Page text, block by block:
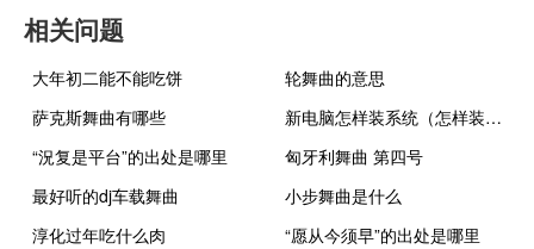
相关问题
大年初二能不能吃饼
轮舞曲的意思
萨克斯舞曲有哪些
新电脑怎样装系统（怎样装系统）
“況复是平台”的出处是哪里
匈牙利舞曲 第四号
最好听的dj车载舞曲
小步舞曲是什么
淳化过年吃什么肉
“愿从今须早”的出处是哪里